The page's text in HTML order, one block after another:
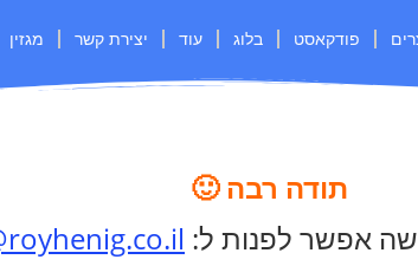
פודקאסט בלוג עוד יצירת קשר מגזין
תודה רבה 🙂
אפשר לפנות ל: